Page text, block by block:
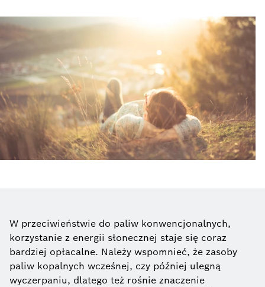
W przeciwieństwie do paliw konwencjonalnych,
korzystanie z energii słonecznej staje się coraz
bardziej opłacalne. Należy wspomnieć, że zasoby
paliw kopalnych wcześnej, czy później ulegną
wyczerpaniu, dlatego też rośnie znaczenie